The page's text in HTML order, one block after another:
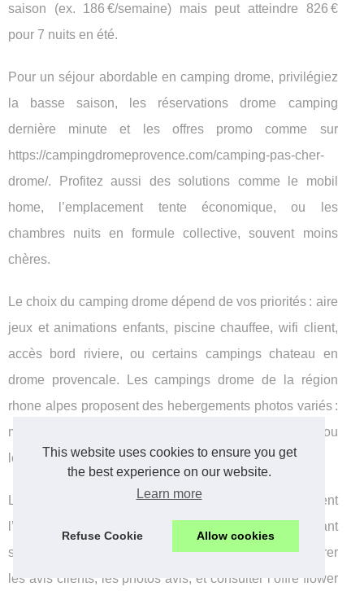
This website uses cookies to ensure you get
the best experience on our website.
Learn more
Refuse Cookie Allow cookies
saison (ex. 186 €/semaine) mais peut atteindre 826 €
pour 7 nuits en été.
Pour un séjour abordable en camping drome, privilégiez
la basse saison, les réservations drome camping
dernière minute et les offres promo comme sur
https://campingdromeprovence.com/camping-pas-cher-
drome/. Profitez aussi des solutions comme le mobil
home, l’emplacement tente économique, ou les
chambres nuits en formule collective, souvent moins
chères.
Le choix du camping drome dépend de vos priorités : aire
jeux et animations enfants, piscine chauffee, wifi client,
accès bord riviere, ou certains campings chateau en
drome provencale. Les campings drome de la région
rhone alpes proposent des hebergements photos variés :
mobil homes modernes, chambres spacieuses, ou
lodges tout confort.
La plupart des drome camping économiques mettent
l’accent sur : activites gratuites, accès piscine, restaurant
sur place et prix nuits clairs. N’oubliez pas de comparer
les avis clients, les photos avis, et consulter l’offre flower